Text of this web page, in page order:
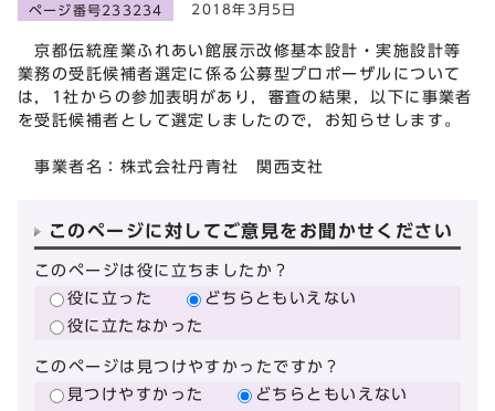
ページ番号233234 2018年3月5日
京都伝統産業ふれあい館展示改修基本設計・実施設計等
業務の受託候補者選定に係る公募型プロポーザルについて
は，1社からの参加表明があり，審査の結果，以下に事業者
を受託候補者として選定しましたので，お知らせします。
事業者名：株式会社丹青社 関西支社
このページに対してご意見をお聞かせください
このページは役に立ちましたか？
役に立った
どちらともいえない
役に立たなかった
このページは見つけやすかったですか？
見つけやすかった
どちらともいえない